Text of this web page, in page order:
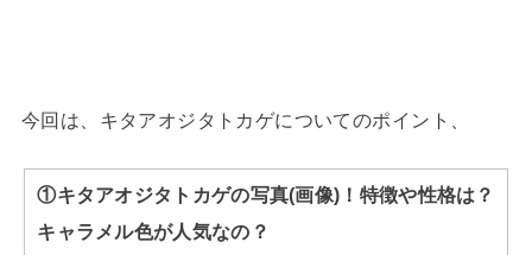
今回は、キタアオジタトカゲについてのポイント、
①キタアオジタトカゲの写真(画像)！特徴や性格は？
キャラメル色が人気なの？